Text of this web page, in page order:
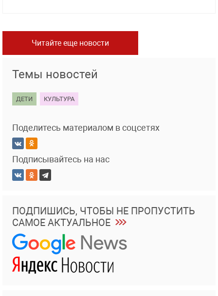
Читайте еще новости
Темы новостей
ДЕТИ КУЛЬТУРА
Поделитесь материалом в соцсетях
Подписывайтесь на нас
ПОДПИШИСЬ, ЧТОБЫ НЕ ПРОПУСТИТЬ
САМОЕ АКТУАЛЬНОЕ